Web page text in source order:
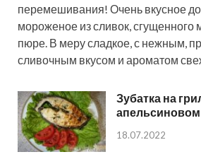
перемешивания! Очень вкусное
мороженое из сливок, сгущенного
пюре. В меру сладкое, с нежным,
сливочным вкусом и ароматом
Зубатка на
18.07.2022